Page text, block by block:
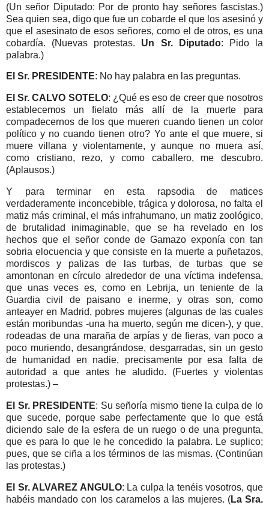
(Un señor Diputado: Por de pronto hay señores fascistas.)
Sea quien sea, digo que fue un cobarde el que los asesinó y
que el asesinato de esos señores, como el de otros, es una
cobardía. (Nuevas protestas. Un Sr. Diputado: Pido la
palabra.)
El Sr. PRESIDENTE: No hay palabra en las preguntas.
El Sr. CALVO SOTELO: ¿Qué es eso de creer que nosotros
establecemos un fielato más allí de la muerte para
compadecernos de los que mueren cuando tienen un color
político y no cuando tienen otro? Yo ante el que muere, si
muere villana y violentamente, y aunque no muera así,
como cristiano, rezo, y como caballero, me descubro.
(Aplausos.)
Y para terminar en esta rapsodia de matices
verdaderamente inconcebible, trágica y dolorosa, no falta el
matiz más criminal, el más infrahumano, un matiz zoológico,
de brutalidad inimaginable, que se ha revelado en los
hechos que el señor conde de Gamazo exponía con tan
sobria elocuencia y que consiste en la muerte a puñetazos,
mordiscos y palizas de las turbas, de turbas que se
amontonan en círculo alrededor de una víctima indefensa,
que unas veces es, como en Lebrija, un teniente de la
Guardia civil de paisano e inerme, y otras son, como
anteayer en Madrid, pobres mujeres (algunas de las cuales
están moribundas -una ha muerto, según me dicen-), y que,
rodeadas de una maraña de arpías y de fieras, van poco a
poco muriendo, desangrándose, desgarradas, sin un gesto
de humanidad en nadie, precisamente por esa falta de
autoridad a que antes he aludido. (Fuertes y violentas
protestas.) –
El Sr. PRESIDENTE: Su señoría mismo tiene la culpa de lo
que sucede, porque sabe perfectamente que lo que está
diciendo sale de la esfera de un ruego o de una pregunta,
que es para lo que le he concedido la palabra. Le suplico;
pues, que se ciña a los términos de las mismas. (Continúan
las protestas.)
El Sr. ALVAREZ ANGULO: La culpa la tenéis vosotros, que
habéis mandado con los caramelos a Ias mujeres. (La Sra.